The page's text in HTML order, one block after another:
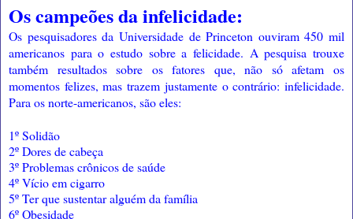
Os campeões da infelicidade:
Os pesquisadores da Universidade de Princeton ouviram 450 mil
americanos para o estudo sobre a felicidade. A pesquisa trouxe
também resultados sobre os fatores que, não só afetam os
momentos felizes, mas trazem justamente o contrário: infelicidade.
Para os norte-americanos, são eles:
1º Solidão
2º Dores de cabeça
3º Problemas crônicos de saúde
4º Vício em cigarro
5º Ter que sustentar alguém da família
6º Obesidade